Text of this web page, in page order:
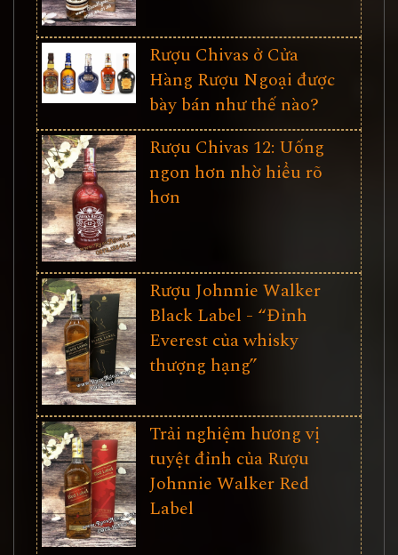
Rượu Chivas ở Cửa
Hàng Rượu Ngoại được
bày bán như thế nào?
Rượu Chivas 12: Uống
ngon hơn nhờ hiểu rõ
hơn
Rượu Johnnie Walker
Black Label - “Đỉnh
Everest của whisky
thượng hạng”
Trải nghiệm hương vị
tuyệt đỉnh của Rượu
Johnnie Walker Red
Label